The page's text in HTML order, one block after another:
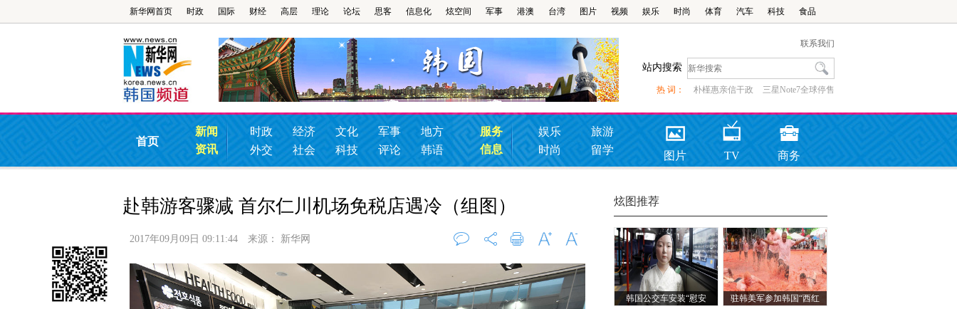
新华网首页 时政 国际 财经 高层 理论 论坛 思客 信息化 炫空间 军事 港澳 台湾 图片 视频 娱乐 时尚 体育 汽车 科技 食品
联系我们
站内搜索
热 词： 朴槿惠亲信干政 三星Note7全球停售
首页
新闻
资讯
时政 经济 文化 军事
地方
外交
社会 科技 评论 韩语
服务
信息
娱乐
旅游
时尚
留学 图片 TV 商务
炫图推荐
韩国公交车安装“慰安
驻韩美军参加韩国“西红
赴韩游客骤减 首尔仁川机场免税店遇冷（组图）
2017年09月09日 09:11:44 来源： 新华网
打印 字小